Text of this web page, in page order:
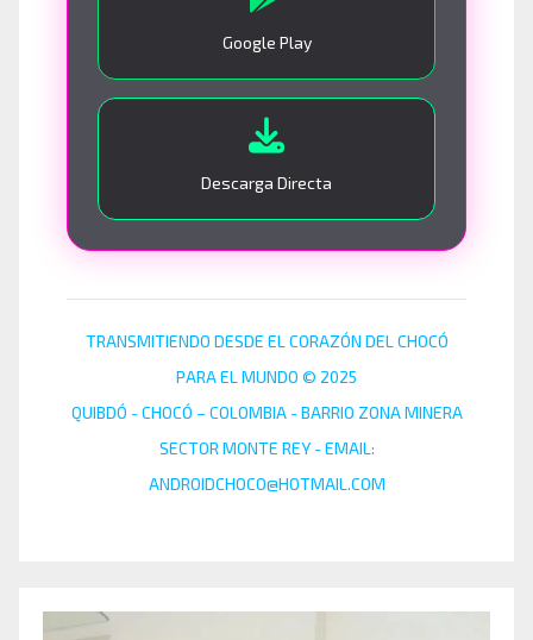
Google Play
Descarga Directa
TRANSMITIENDO DESDE EL CORAZÓN DEL CHOCÓ
PARA EL MUNDO © 2025
QUIBDÓ - CHOCÓ – COLOMBIA - BARRIO ZONA MINERA
SECTOR MONTE REY - EMAIL:
ANDROIDCHOCO@HOTMAIL.COM